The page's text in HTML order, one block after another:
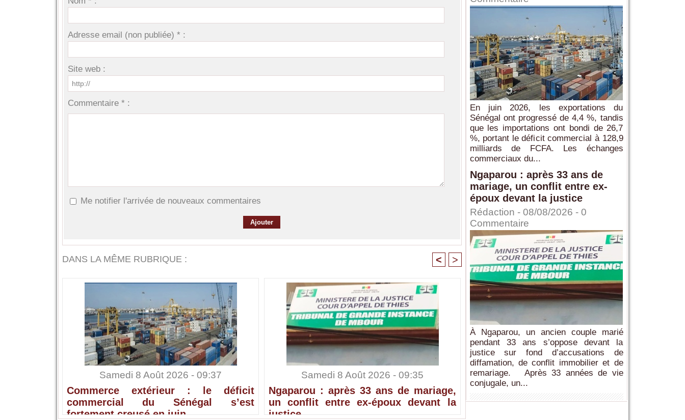
Adresse email (non publiée) * :
Site web :
Commentaire * :
Me notifier l'arrivée de nouveaux commentaires
DANS LA MÊME RUBRIQUE : < >
Samedi 8 Août 2026 - 09:37
Commerce extérieur : le déficit
commercial du Sénégal s’est
fortement creusé en juin
Samedi 8 Août 2026 - 09:35
Ngaparou : après 33 ans de mariage,
un conflit entre ex-époux devant la
justice
En juin 2026, les exportations du
Sénégal ont progressé de 4,4 %, tandis
que les importations ont bondi de 26,7
%, portant le déficit commercial à 128,9
milliards de FCFA. Les échanges
commerciaux du...
Ngaparou : après 33 ans de
mariage, un conflit entre ex-
époux devant la justice
Rédaction - 08/08/2026 - 0
Commentaire
À Ngaparou, un ancien couple marié
pendant 33 ans s’oppose devant la
justice sur fond d’accusations de
diffamation, de conflit immobilier et de
remariage. Après 33 années de vie
conjugale, un...